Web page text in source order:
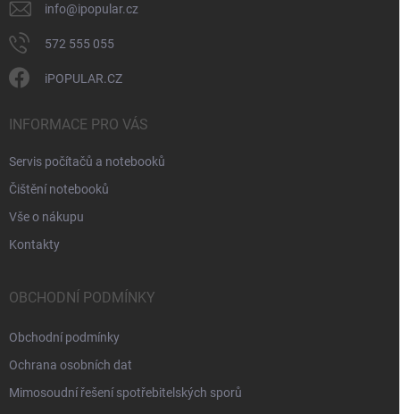
info@ipopular.cz
572 555 055
iPOPULAR.CZ
INFORMACE PRO VÁS
Servis počítačů a notebooků
Čištění notebooků
Vše o nákupu
Kontakty
OBCHODNÍ PODMÍNKY
Obchodní podmínky
Ochrana osobních dat
Mimosoudní řešení spotřebitelských sporů